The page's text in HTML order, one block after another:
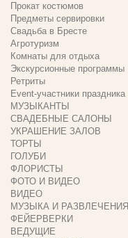
Прокат костюмов
Предметы сервировки
Свадьба в Бресте
Агротуризм
Комнаты для отдыха
Экскурсионные программы
Ретриты
Event-участники праздника
МУЗЫКАНТЫ
СВАДЕБНЫЕ САЛОНЫ
УКРАШЕНИЕ ЗАЛОВ
ТОРТЫ
ГОЛУБИ
ФЛОРИСТЫ
ФОТО И ВИДЕО
ВИДЕО
МУЗЫКА И РАЗВЛЕЧЕНИЯ
ФЕЙЕРВЕРКИ
ВЕДУЩИЕ